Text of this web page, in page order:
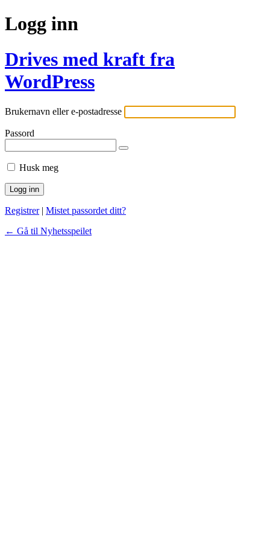
Logg inn
Drives med kraft fra
WordPress
Brukernavn eller e-postadresse
Passord
Husk meg
Registrer| Mistet passordet ditt?
← Gå til Nyhetsspeilet